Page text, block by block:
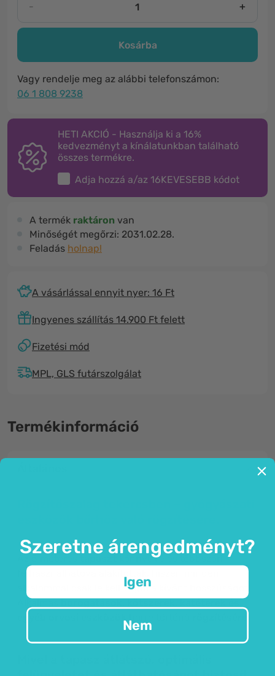
- +
Kosárba
Vagy rendelje meg az alábbi telefonszámon:
06 1 808 9238
HETI AKCIÓ - Használja ki a 16%
kedvezményt a kínálatunkban található
összes termékre.
Adja hozzá a/az 16KEVESEBB kódot
A termék raktáron van
Minőségét megőrzi: 2031.02.28.
Feladás holnap!
A vásárlással ennyit nyer: 16 Ft
Ingyenes szállítás 14.900 Ft felett
Fizetési mód
MPL, GLS futárszolgálat
Termékinformáció
könnyűvé és többszöri
felhasználhatóvá alakították, hiszen minden
alkalommal csak le kell vágni a kívánt hosszúságot.
Alkalmasborogatások, kötszerek, katéterek és
egyéb orvosi eszközök bőrre történő
Szeretne árengedményt?
Igen
Nem